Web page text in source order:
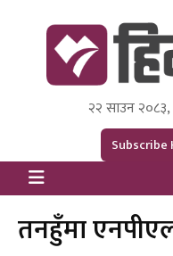
Himal Press
Dot NewsyNepal
२२ साउन
Subscribe
तनहुँमा